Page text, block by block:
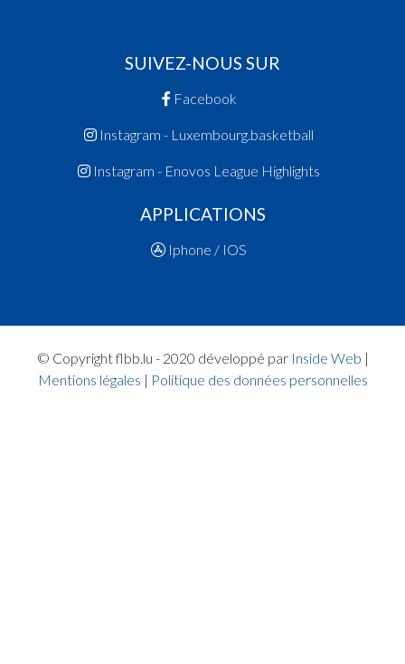
SUIVEZ-NOUS SUR
Facebook
Instagram - Luxembourg.basketball
Instagram - Enovos League Highlights
APPLICATIONS
Iphone / IOS
© Copyright flbb.lu - 2020 développé par Inside Web |
Mentions légales | Politique des données personnelles